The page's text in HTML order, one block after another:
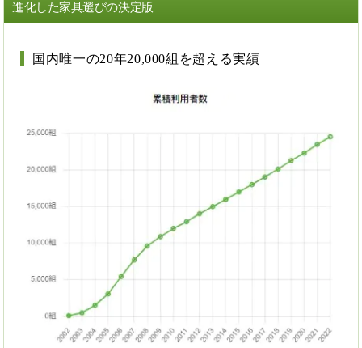
進化した家具選びの決定版
国内唯一の20年20,000組を超える実績